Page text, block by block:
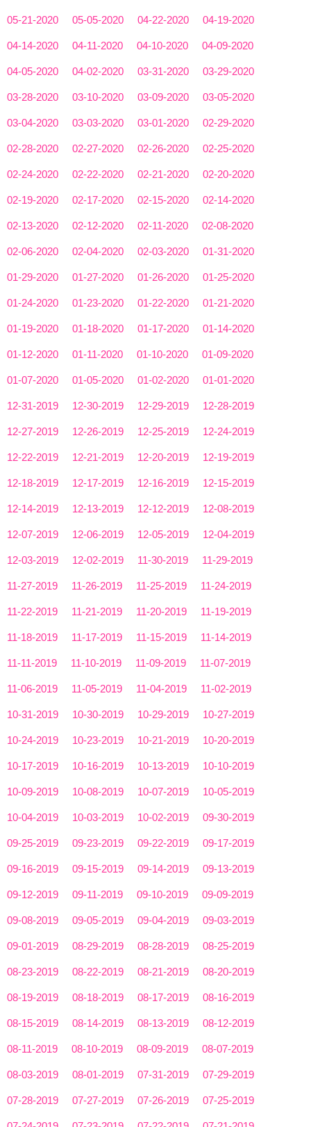
05-21-2020 05-05-2020 04-22-2020 04-19-2020
04-14-2020 04-11-2020 04-10-2020 04-09-2020
04-05-2020 04-02-2020 03-31-2020 03-29-2020
03-28-2020 03-10-2020 03-09-2020 03-05-2020
03-04-2020 03-03-2020 03-01-2020 02-29-2020
02-28-2020 02-27-2020 02-26-2020 02-25-2020
02-24-2020 02-22-2020 02-21-2020 02-20-2020
02-19-2020 02-17-2020 02-15-2020 02-14-2020
02-13-2020 02-12-2020 02-11-2020 02-08-2020
02-06-2020 02-04-2020 02-03-2020 01-31-2020
01-29-2020 01-27-2020 01-26-2020 01-25-2020
01-24-2020 01-23-2020 01-22-2020 01-21-2020
01-19-2020 01-18-2020 01-17-2020 01-14-2020
01-12-2020 01-11-2020 01-10-2020 01-09-2020
01-07-2020 01-05-2020 01-02-2020 01-01-2020
12-31-2019 12-30-2019 12-29-2019 12-28-2019
12-27-2019 12-26-2019 12-25-2019 12-24-2019
12-22-2019 12-21-2019 12-20-2019 12-19-2019
12-18-2019 12-17-2019 12-16-2019 12-15-2019
12-14-2019 12-13-2019 12-12-2019 12-08-2019
12-07-2019 12-06-2019 12-05-2019 12-04-2019
12-03-2019 12-02-2019 11-30-2019 11-29-2019
11-27-2019 11-26-2019 11-25-2019 11-24-2019
11-22-2019 11-21-2019 11-20-2019 11-19-2019
11-18-2019 11-17-2019 11-15-2019 11-14-2019
11-11-2019 11-10-2019 11-09-2019 11-07-2019
11-06-2019 11-05-2019 11-04-2019 11-02-2019
10-31-2019 10-30-2019 10-29-2019 10-27-2019
10-24-2019 10-23-2019 10-21-2019 10-20-2019
10-17-2019 10-16-2019 10-13-2019 10-10-2019
10-09-2019 10-08-2019 10-07-2019 10-05-2019
10-04-2019 10-03-2019 10-02-2019 09-30-2019
09-25-2019 09-23-2019 09-22-2019 09-17-2019
09-16-2019 09-15-2019 09-14-2019 09-13-2019
09-12-2019 09-11-2019 09-10-2019 09-09-2019
09-08-2019 09-05-2019 09-04-2019 09-03-2019
09-01-2019 08-29-2019 08-28-2019 08-25-2019
08-23-2019 08-22-2019 08-21-2019 08-20-2019
08-19-2019 08-18-2019 08-17-2019 08-16-2019
08-15-2019 08-14-2019 08-13-2019 08-12-2019
08-11-2019 08-10-2019 08-09-2019 08-07-2019
08-03-2019 08-01-2019 07-31-2019 07-29-2019
07-28-2019 07-27-2019 07-26-2019 07-25-2019